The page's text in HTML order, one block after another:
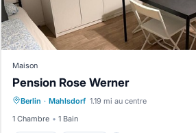
de
Maison
Pension Rose Werner
Berlin · Mahlsdorf 1.19 mi au centre
1 Chambre
1 Bain
Cuisine Internet
Espace fumeur désigné